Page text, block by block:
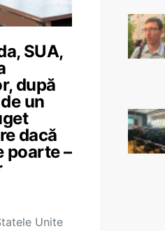
SUA,
după
un
dacă
poarte –
Unite